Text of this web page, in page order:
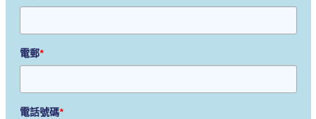
電郵*
電話號碼*